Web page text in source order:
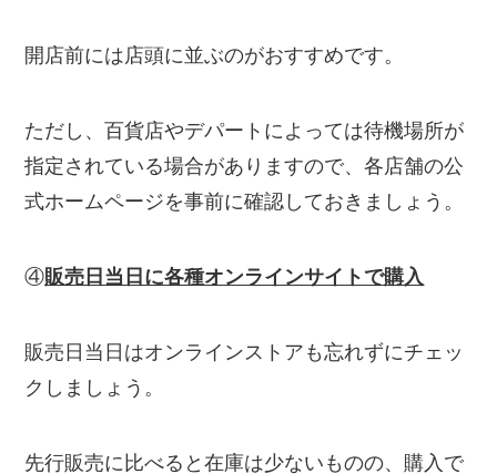
開店前には店頭に並ぶのがおすすめです。
ただし、百貨店やデパートによっては待機場所が
指定されている場合がありますので、各店舗の公
式ホームページを事前に確認しておきましょう。
④販売日当日に各種オンラインサイトで購入
販売日当日はオンラインストアも忘れずにチェッ
クしましょう。
先行販売に比べると在庫は少ないものの、購入で